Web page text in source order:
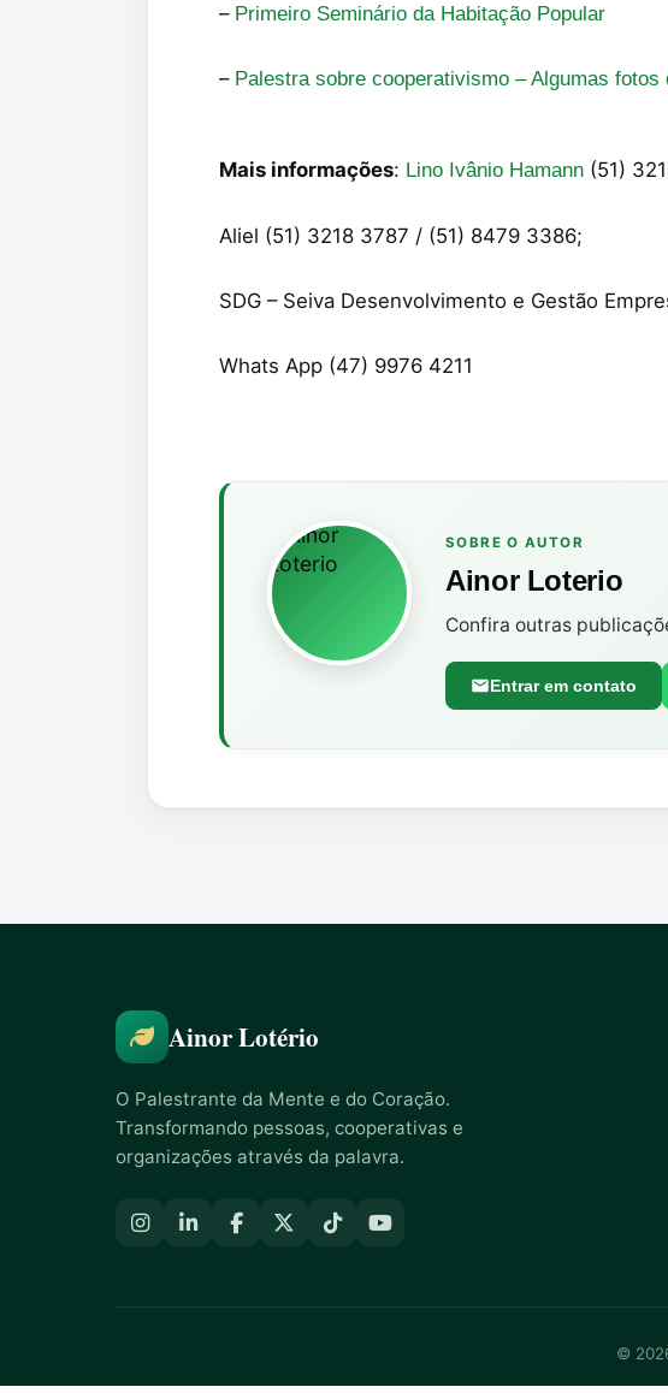
– Primeiro Seminário da Habitação Popular
– Palestra sobre cooperativismo – Algumas fotos
Mais informações: Lino Ivânio Hamann (51)
Aliel (51) 3218 3787 / (51) 8479 3386;
SDG – Seiva Desenvolvimento e Gestão
Whats App (47) 9976 4211
SOBRE O AUTOR
Ainor Loterio
Confira outras
Entrar em contato
Ainor Lotério
O Palestrante da Mente e do Coração.
Transformando pessoas, cooperativas e
organizações através da palavra.
©